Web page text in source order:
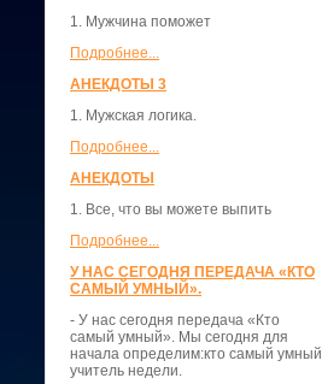
1. Мужчина поможет
Подробнее...
АНЕКДОТЫ 3
1. Мужская логика.
Подробнее...
АНЕКДОТЫ
1. Все, что вы можете выпить
Подробнее...
У НАС СЕГОДНЯ ПЕРЕДАЧА «КТО
САМЫЙ УМНЫЙ».
- У нас сегодня передача «Кто
самый умный». Мы сегодня для
начала определим:кто самый умный
учитель недели.